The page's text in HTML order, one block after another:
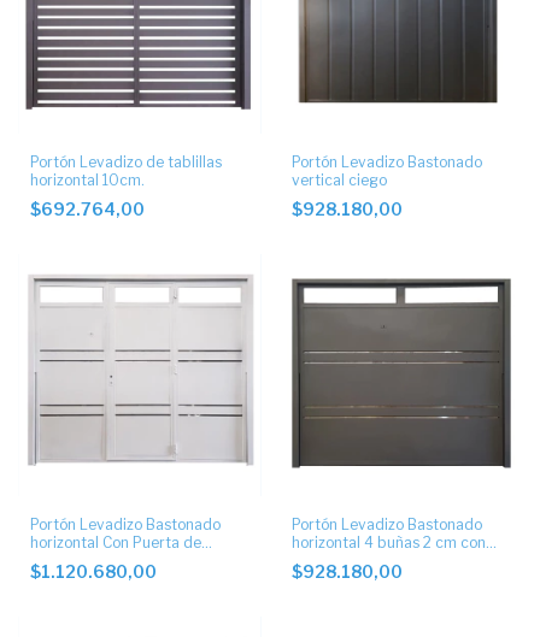
Portón Levadizo de tablillas
horizontal 10cm.
$692.764,00
Portón Levadizo Bastonado
vertical ciego
$928.180,00
Portón Levadizo Bastonado
horizontal Con Puerta de
Escape central y postigo
$1.120.680,00
Portón Levadizo Bastonado
horizontal 4 buñas 2 cm con
postigo.
$928.180,00